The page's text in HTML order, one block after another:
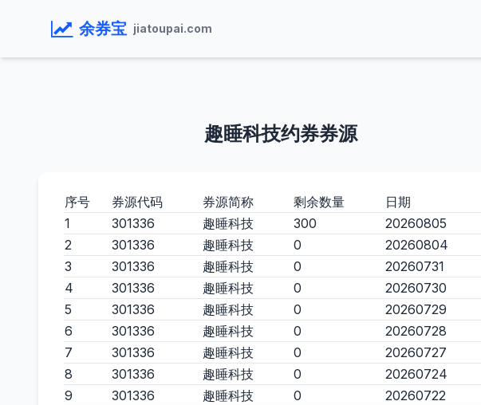
余券宝 jiatoupai.com
趣睡科技约券券源
序号 券源代码 券源简称 剩余数量
日期
1
301336 趣睡科技 300
20260805
2
301336 趣睡科技 0
20260804
3
301336 趣睡科技 0
20260731
4
301336 趣睡科技 0
20260730
5
301336 趣睡科技 0
20260729
6
301336 趣睡科技 0
20260728
7
301336 趣睡科技 0
20260727
8
301336 趣睡科技 0
20260724
9
301336 趣睡科技 0
20260722